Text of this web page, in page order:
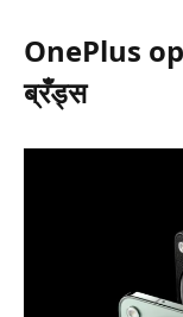
OnePlus
ब्रँड्स